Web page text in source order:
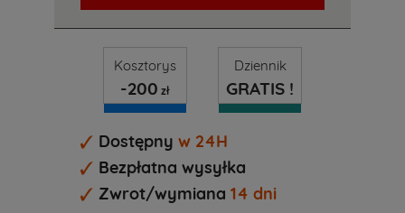
Kosztorys
-200 zł
Dziennik
GRATIS !
Dostępny w 24H
Bezpłatna wysyłka
Zwrot/wymiana 14 dni